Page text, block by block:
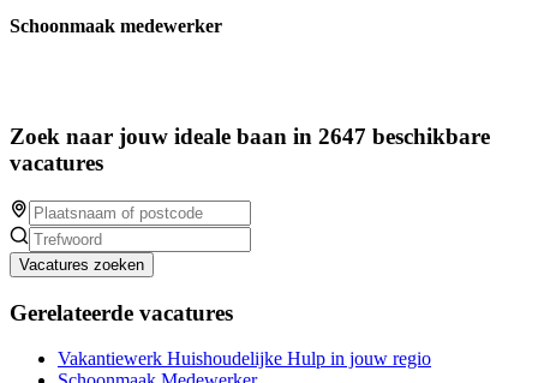
Schoonmaak medewerker
Zoek naar jouw ideale baan in 2647 beschikbare
vacatures
Vacatures zoeken
Gerelateerde vacatures
Vakantiewerk Huishoudelijke Hulp in jouw regio